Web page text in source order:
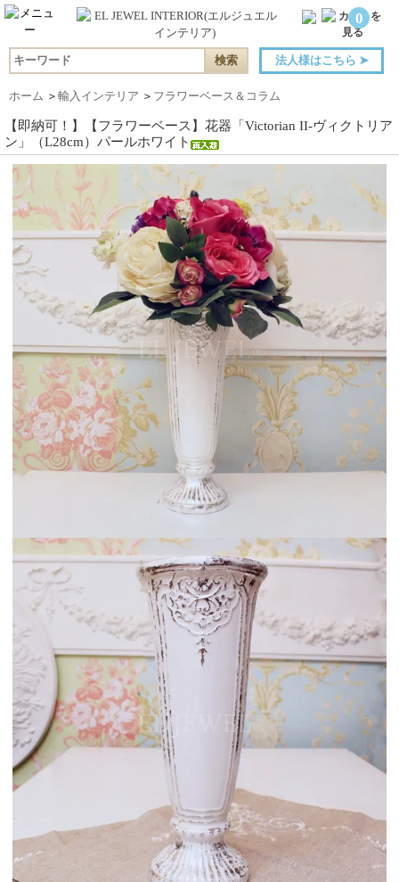
0
法人様はこちら ➤
ホーム ＞ 輸入インテリア ＞ フラワーベース＆コラム
【即納可！】【フラワーベース】花器「Victorian II-ヴィクトリア
ン」（L28cm）パールホワイト